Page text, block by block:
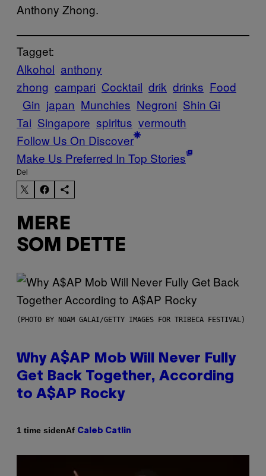
Anthony Zhong.
Tagget:
Alkohol anthony
zhong campari Cocktail drik drinks Food
Gin japan Munchies Negroni Shin Gi
Tai Singapore spiritus vermouth
Follow Us On Discover
Make Us Preferred In Top Stories
Del
MERE
SOM DETTE
(PHOTO BY NOAM GALAI/GETTY IMAGES FOR TRIBECA FESTIVAL)
Why A$AP Mob Will Never Fully
Get Back Together, According
to A$AP Rocky
1 time sidenAf Caleb Catlin